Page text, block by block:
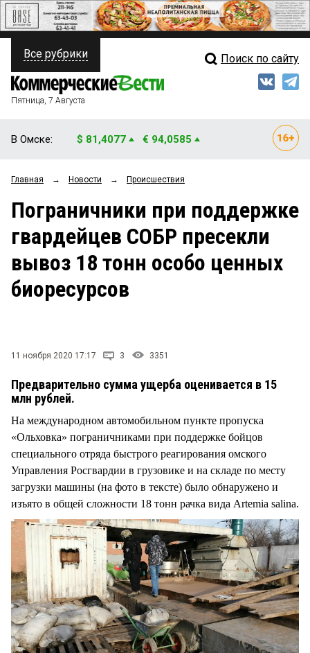
ПОЛИТИКА
ФИНАНСЫ
ОБЩЕСТВО
ЗАКОН
НОВОСТИ КОМПАНИЙ
Свежий выпуск
Мнения
Рейтинги
Блоги
Архив
Все рубрики Поиск по сайту
Пятница, 7 Августа
В Омске: $ 81,4077 € 94,0585
Главная → Новости → Происшествия
Пограничники при поддержке
гвардейцев СОБР пресекли
вывоз 18 тонн особо ценных
биоресурсов
11 ноября 2020 17:17 3 3351
Предварительно сумма ущерба оценивается в 15
млн рублей.
На международном автомобильном пункте пропуска
«Ольховка» пограничниками при поддержке бойцов
специального отряда быстрого реагирования омского
Управления Росгвардии в грузовике и на складе по месту
загрузки машины (на фото в тексте) было обнаружено и
изъято в общей сложности 18 тонн рачка вида Artemia salina.